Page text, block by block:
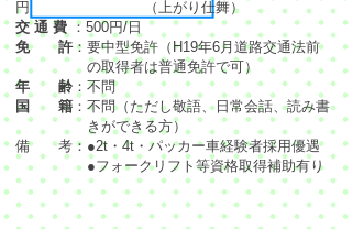
円 （上がり仕舞）
交 通 費 ：500円/日
免 許：要中型免許（H19年6月道路交通法前
の取得者は普通免許で可）
年 齢 ：不問
国 籍 ：不問（ただし敬語、日常会話、読み書
きができる方）
備 考：●2t・4t・パッカー車経験者採用優遇
●フォークリフト等資格取得補助有り